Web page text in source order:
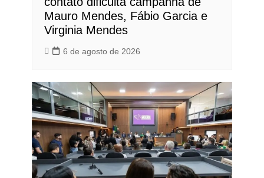
Mauro Mendes, Fábio Garcia e
Virginia Mendes
6 de agosto de 2026